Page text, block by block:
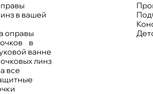
в вашей
оправы
в
ванне
линз
все